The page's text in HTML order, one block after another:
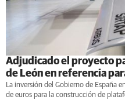
Adjudicado el proyecto
de León en referencia
La inversión del Gobierno de España
de euros para la construcción de